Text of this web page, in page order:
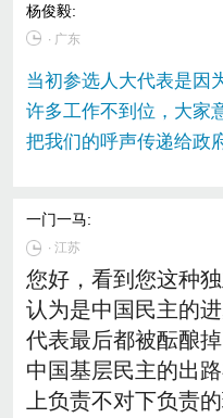
杨俊毅:
∙ 广东
当初参选人大代表是因
许多工作不到位，大家
把我们的呼声传递给政
一门一马:
∙江苏
您好，看到您这种
认为是中国民主的
代表最后都被酝酿
中国基层民主的出
上负责不对下负责